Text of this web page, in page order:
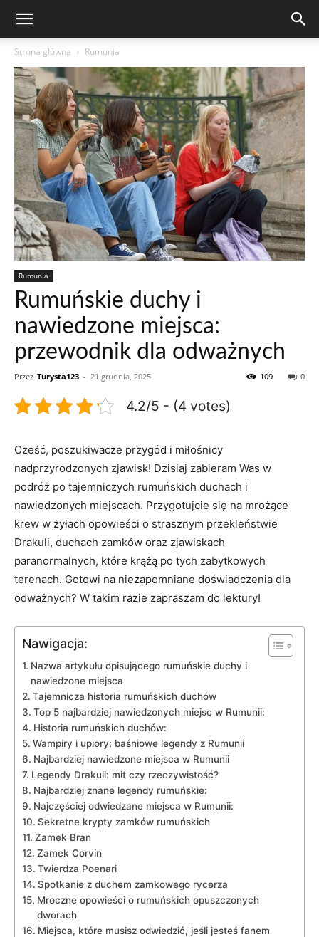
Strona główna Rumunia
Rumunia
Rumuńskie duchy i
nawiedzone miejsca:
przewodnik dla odważnych
Przez Turysta123 - 21 grudnia, 2025 0
109
4.2/5 - (4 votes)
Cześć,‌ poszukiwacze przygód i‌ miłośnicy
nadprzyrodzonych zjawisk! Dzisiaj zabieram Was w
podróż po tajemniczych rumuńskich duchach i
nawiedzonych ‍miejscach. Przygotujcie się na mrożące
krew w żyłach ⁤opowieści‌ o strasznym przekleństwie
Drakuli, duchach​ zamków oraz zjawiskach
paranormalnych, które krążą po tych zabytkowych
terenach. Gotowi na niezapomniane doświadczenia ⁣dla
odważnych? W takim razie zapraszam do lektury!
Nawigacja:
Nazwa artykułu opisującego rumuńskie ‌duchy i
nawiedzone miejsca
Tajemnicza historia rumuńskich duchów
Top‍ 5 najbardziej nawiedzonych miejsc w Rumunii:
Historia rumuńskich duchów:
Wampiry i⁢ upiory: baśniowe legendy z ⁢Rumunii
Najbardziej nawiedzone miejsca w Rumunii
Legendy Drakuli: ​mit⁤ czy rzeczywistość?
Najbardziej znane legendy rumuńskie:
Najczęściej odwiedzane miejsca w Rumunii:
Sekretne krypty zamków rumuńskich
Zamek Bran
Zamek Corvin
Twierdza Poenari
Spotkanie z duchem zamkowego rycerza
Mroczne opowieści o rumuńskich opuszczonych⁢
dworach
Miejsca, które musisz odwiedzić, jeśli jesteś fanem